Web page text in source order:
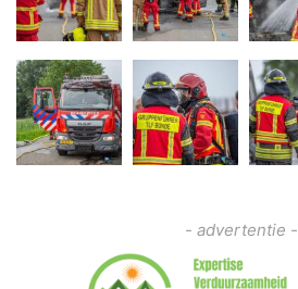
- advertentie -